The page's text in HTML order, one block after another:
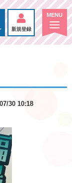
新規登録
30 10:18